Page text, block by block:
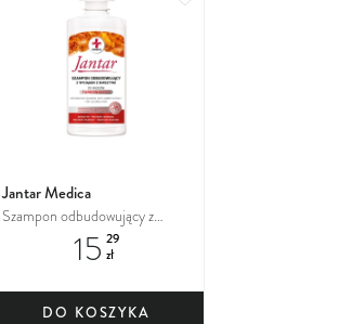
Jantar Medica
Szampon odbudowujący z
wyciągiem z bursztynu
15 29
zł
DO KOSZYKA